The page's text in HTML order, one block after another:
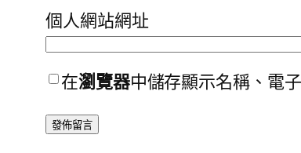
個人網站網址
在瀏覽器中儲存顯示名稱、電